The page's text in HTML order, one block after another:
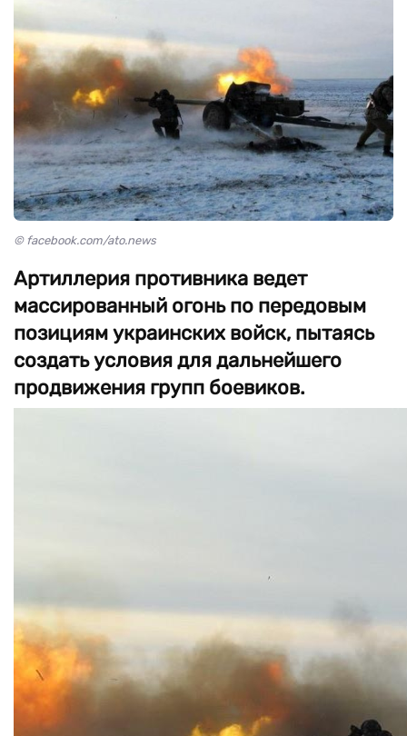
© facebook.com/ato.news
Артиллерия противника ведет
массированный огонь по передовым
позициям украинских войск, пытаясь
создать условия для дальнейшего
продвижения групп боевиков.